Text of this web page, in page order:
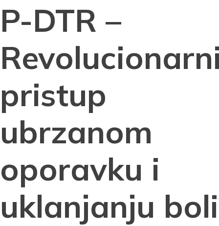
P-DTR –
pristup
ubrzanom
oporavku i
uklanjanju boli